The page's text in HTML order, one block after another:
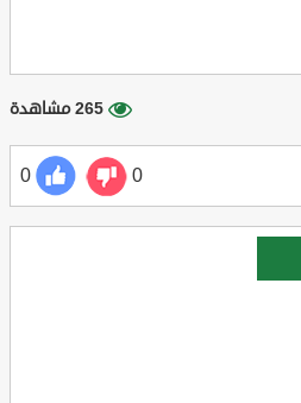
265 مشاهدة
0
0